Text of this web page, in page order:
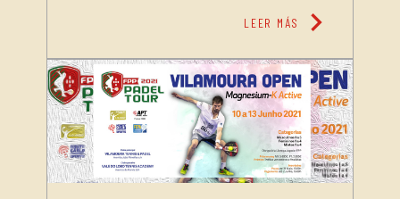
LEER MÁS chevron_right